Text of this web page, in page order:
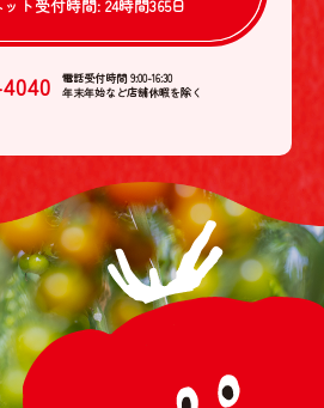
ト受付時間: 24時間365日
電話受付時間 9:00-16:30
年末年始など店舗休暇を除く